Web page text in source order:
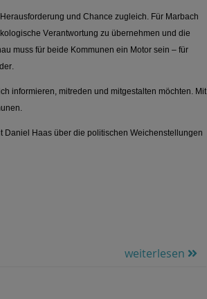
und Chance zugleich. Für Marbach
Verantwortung zu übernehmen und die
muss für beide Kommunen ein Motor sein – für
informieren, mitreden und mitgestalten möchten. Mit
Daniel Haas über die politischen Weichenstellungen
weiterlesen